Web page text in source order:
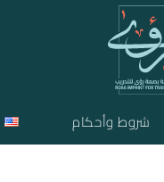
شروط وأحكام